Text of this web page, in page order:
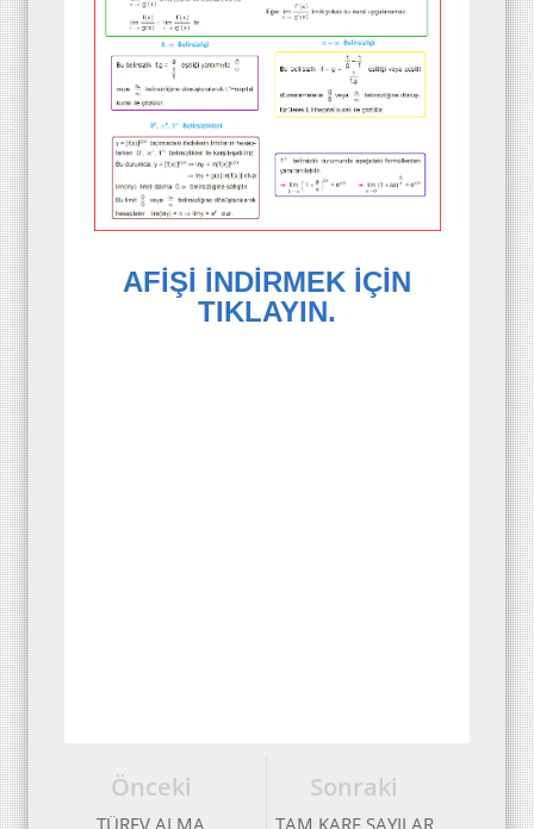
AFİŞİ İNDİRMEK İÇİN
TIKLAYIN.
Sonraki
TAM KARE SAYILAR
Önceki
TÜREV ALMA